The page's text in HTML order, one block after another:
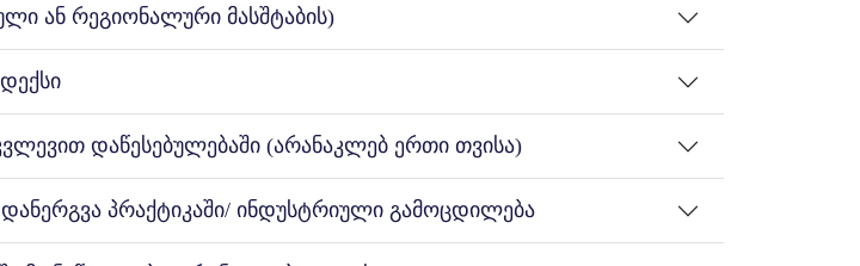
ან რეგიონალური მასშტაბის)
დაწესებულებაში (არანაკლებ ერთი თვისა)
დანერგვა პრაქტიკაში/ ინდუსტრიული გამოცდილება